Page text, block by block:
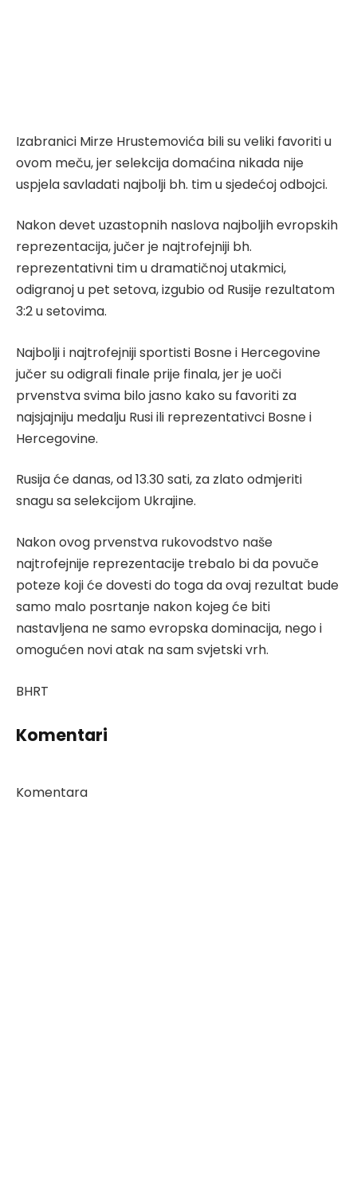
Izabranici Mirze Hrustemovića bili su veliki favoriti u
ovom meču, jer selekcija domaćina nikada nije
uspjela savladati najbolji bh. tim u sjedećoj odbojci.
Nakon devet uzastopnih naslova najboljih evropskih
reprezentacija, jučer je najtrofejniji bh.
reprezentativni tim u dramatičnoj utakmici,
odigranoj u pet setova, izgubio od Rusije rezultatom
3:2 u setovima.
Najbolji i najtrofejniji sportisti Bosne i Hercegovine
jučer su odigrali finale prije finala, jer je uoči
prvenstva svima bilo jasno kako su favoriti za
najsjajniju medalju Rusi ili reprezentativci Bosne i
Hercegovine.
Rusija će danas, od 13.30 sati, za zlato odmjeriti
snagu sa selekcijom Ukrajine.
Nakon ovog prvenstva rukovodstvo naše
najtrofejnije reprezentacije trebalo bi da povuče
poteze koji će dovesti do toga da ovaj rezultat bude
samo malo posrtanje nakon kojeg će biti
nastavljena ne samo evropska dominacija, nego i
omogućen novi atak na sam svjetski vrh.
BHRT
Komentari
Komentara